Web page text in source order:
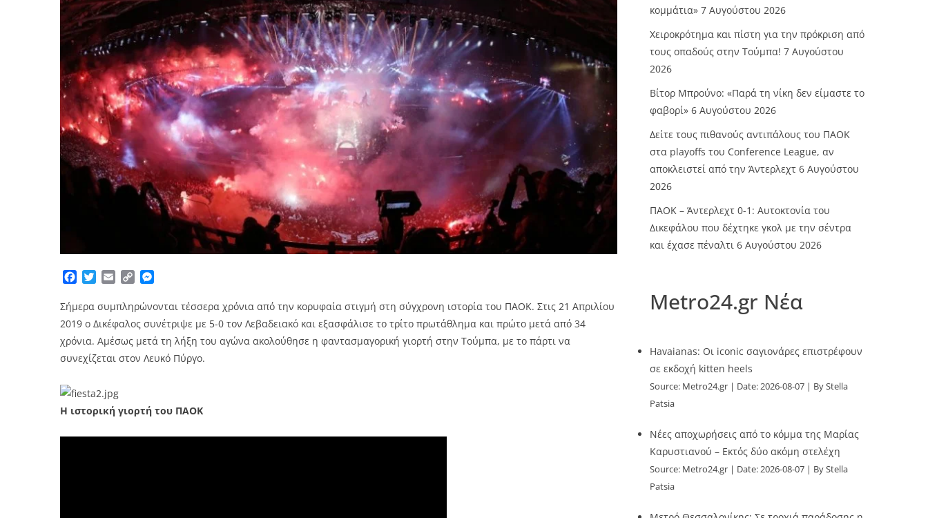
Facebook
TwitterEmailCopy
Σήμερα συμπληρώνονται τέσσερα χρόνια από την κορυφαία στιγμή στη σύγχρονη ιστορία του ΠΑΟΚ. Στις 21 Απριλίου
2019 ο Δικέφαλος συνέτριψε με 5-0 τον Λεβαδειακό και εξασφάλισε το τρίτο πρωτάθλημα και πρώτο μετά από 34
χρόνια. Αμέσως μετά τη λήξη του αγώνα ακολούθησε η φαντασμαγορική γιορτή στην Τούμπα, με το πάρτι να
συνεχίζεται στον Λευκό Πύργο.
Η ιστορική γιορτή του ΠΑΟΚ
κομμάτια» 7 Αυγούστου 2026
Χειροκρότημα και πίστη για την πρόκριση από
τους οπαδούς στην Τούμπα! 7 Αυγούστου
2026
Βίτορ Μπρούνο: «Παρά τη νίκη δεν είμαστε το
φαβορί» 6 Αυγούστου 2026
Δείτε τους πιθανούς αντιπάλους του ΠΑΟΚ
στα playoffs του Conference League, αν
αποκλειστεί από την Άντερλεχτ 6 Αυγούστου
2026
ΠΑΟΚ – Άντερλεχτ 0-1: Αυτοκτονία του
Δικεφάλου που δέχτηκε γκολ με την σέντρα
και έχασε πέναλτι 6 Αυγούστου 2026
Metro24.gr Νέα
Havaianas: Οι iconic σαγιονάρες επιστρέφουν
σε εκδοχή kitten heels
Source: Metro24.gr Date: 2026-08-07
By Stella
Patsia
Νέες αποχωρήσεις από το κόμμα της Μαρίας
Καρυστιανού – Εκτός δύο ακόμη στελέχη
Source: Metro24.gr Date: 2026-08-07
By Stella
Patsia